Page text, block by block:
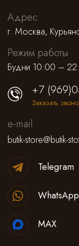
Адрес
г. Москва,
Режим работы
Будни 10:00 –
+7
Заказать
e-mail
butik-store@butik-
Telegram
WhatsApp
MAX